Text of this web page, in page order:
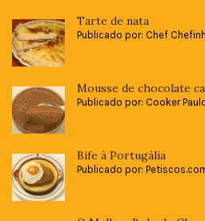
Tarte de nata
Publicado por: Chef
Mousse de chocolate
Publicado por: Cooker
Bife à Portugália
Publicado por: